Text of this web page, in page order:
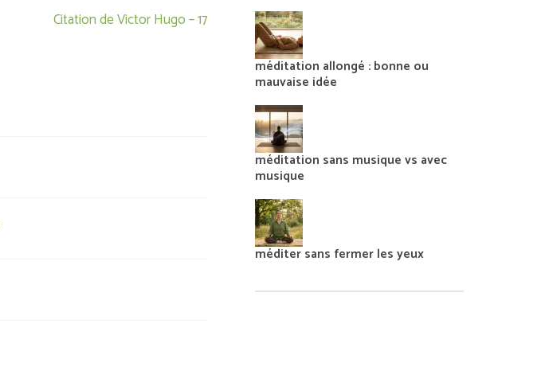
Citation de Victor Hugo – 17
méditation allongé : bonne ou
mauvaise idée
méditation sans musique vs avec
musique
méditer sans fermer les yeux